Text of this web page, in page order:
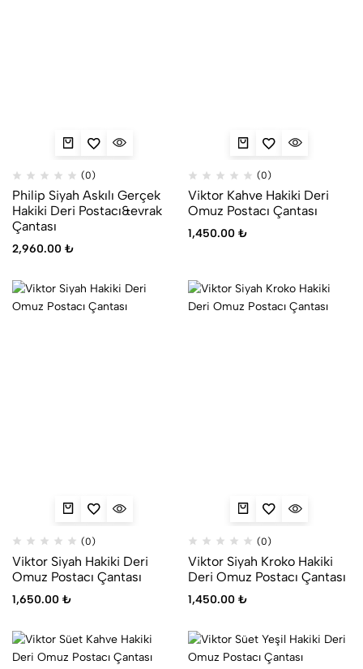
(0)
Philip Siyah Askılı Gerçek
Hakiki Deri Postacı&evrak
Çantası
2,960.00 ₺
(0)
Viktor Kahve Hakiki Deri
Omuz Postacı Çantası
1,450.00 ₺
(0)
Viktor Siyah Hakiki Deri
Omuz Postacı Çantası
1,650.00 ₺
(0)
Viktor Siyah Kroko Hakiki
Deri Omuz Postacı Çantası
1,450.00 ₺